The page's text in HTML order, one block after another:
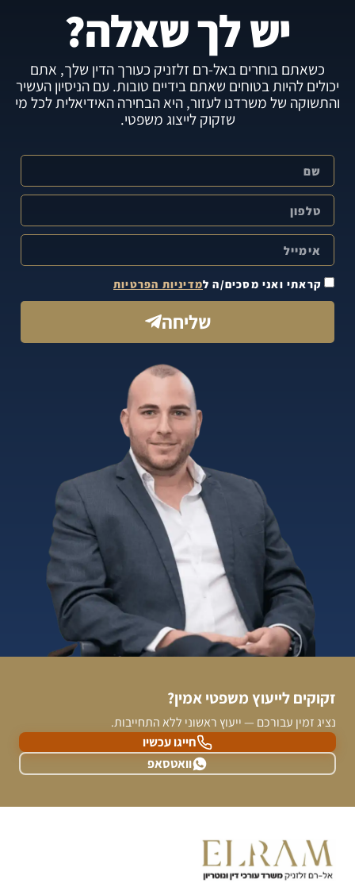
יש לך שאלה?
כשאתם בוחרים באל-רם זלזניק כעורך הדין שלך, אתם
יכולים להיות בטוחים שאתם בידיים טובות. עם הניסיון העשיר
והתשוקה של משרדנו לעזור, היא הבחירה האידיאלית לכל מי
שזקוק לייצוג משפטי.
קראתי ואני מסכים/ה למדיניות הפרטיות
שליחה
זקוקים לייעוץ משפטי אמין?
נציג זמין עבורכם — ייעוץ ראשוני ללא התחייבות.
חייגו עכשיו
וואטסאפ